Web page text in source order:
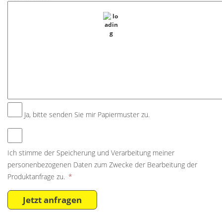
Ja, bitte senden Sie mir Papiermuster zu.
Ich stimme der Speicherung und Verarbeitung meiner
personenbezogenen Daten zum Zwecke der Bearbeitung der
Produktanfrage zu. *
Jetzt anfragen